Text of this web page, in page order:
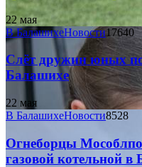
22 мая
В БалашихеНовости17640
Слёт дружин юных
Балашихе
22 мая
В БалашихеНовости8528
Огнеборцы
газовой котельной в